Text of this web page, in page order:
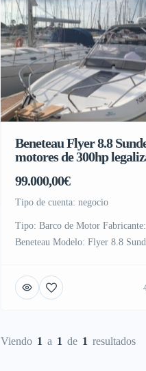
Beneteau Flyer 8.8
motores de 300hp
99.000,00€
tipo de cuenta: negocio
Tipo: Barco de Motor Fabricante:
Beneteau Modelo: Flyer 8.8
Año: 2017 Eslora: 7,98 m
m Calado: 0.62 m
Valencia Combustible: 400L Agua
Viendo 1 a 1 de 1 resultados